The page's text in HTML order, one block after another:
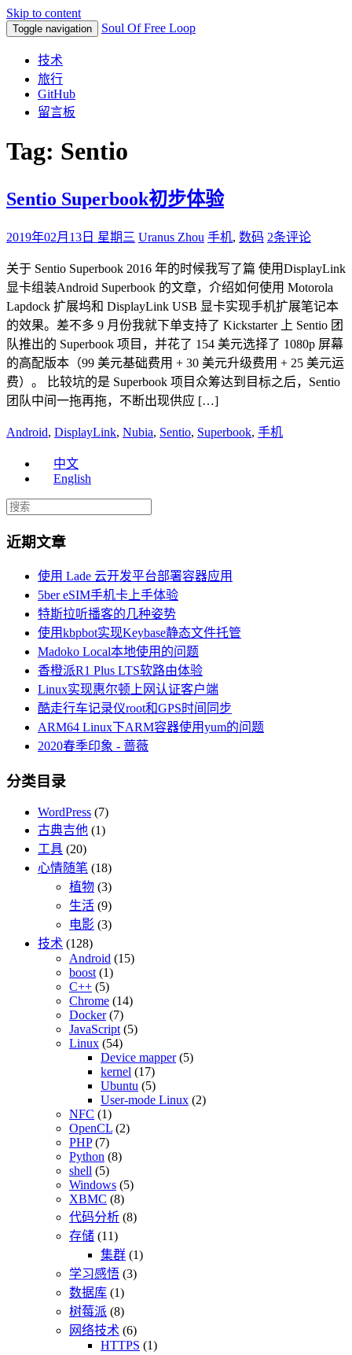
Skip to content
Toggle navigation Soul Of Free Loop
技术
旅行
GitHub
留言板
Tag: Sentio
Sentio Superbook初步体验
2019年02月13日 星期三 Uranus Zhou 手机, 数码 2条评论
关于 Sentio Superbook 2016 年的时候我写了篇 使用DisplayLink
显卡组装Android Superbook 的文章，介绍如何使用 Motorola
Lapdock 扩展坞和 DisplayLink USB 显卡实现手机扩展笔记本
的效果。差不多 9 月份我就下单支持了 Kickstarter 上 Sentio 团
队推出的 Superbook 项目，并花了 154 美元选择了 1080p 屏幕
的高配版本（99 美元基础费用 + 30 美元升级费用 + 25 美元运
费）。 比较坑的是 Superbook 项目众筹达到目标之后，Sentio
团队中间一拖再拖，不断出现供应 […]
Android, DisplayLink, Nubia, Sentio, Superbook, 手机
中文
English
近期文章
使用 Lade 云开发平台部署容器应用
5ber eSIM手机卡上手体验
特斯拉听播客的几种姿势
使用kbpbot实现Keybase静态文件托管
Madoko Local本地使用的问题
香橙派R1 Plus LTS软路由体验
Linux实现惠尔顿上网认证客户端
酷走行车记录仪root和GPS时间同步
ARM64 Linux下ARM容器使用yum的问题
2020春季印象 - 蔷薇
分类目录
WordPress (7)
古典吉他 (1)
工具 (20)
心情随笔 (18)
植物 (3)
生活 (9)
电影 (3)
技术 (128)
Android (15)
boost (1)
C++ (5)
Chrome (14)
Docker(7)
JavaScript (5)
Linux (54)
Device mapper(5)
kernel (17)
Ubuntu (5)
User-mode Linux (2)
NFC (1)
OpenCL (2)
PHP(7)
Python (8)
shell (5)
Windows (5)
XBMC (8)
代码分析 (8)
存储 (11)
集群 (1)
学习感悟 (3)
数据库 (1)
树莓派 (8)
网络技术 (6)
HTTPS (1)